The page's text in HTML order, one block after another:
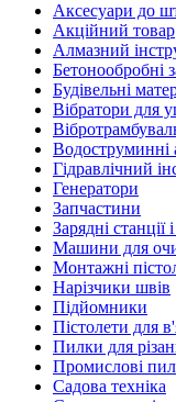
Аксесуари до
Акційний товар
Алмазний
Бетонообробні
Будівельні
Вібратори для
Водоструминні
Гідравлічний
Генератори
Запчастини
Зарядні станції
Машини для
Монтажні
Нарізчики швів
Підйомники
Пістолети для
Пилки для
Промислові
Садова техніка